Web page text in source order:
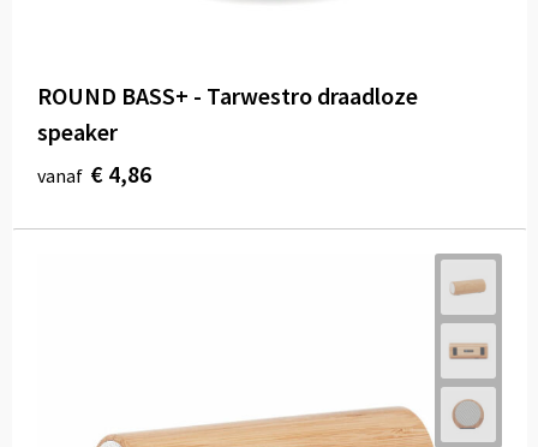
ROUND BASS+ - Tarwestro draadloze
speaker
vanaf € 4,86